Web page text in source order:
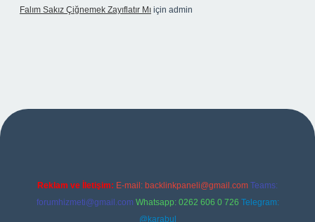
Falım Sakız Çiğnemek Zayıflatır Mı için admin
Reklam ve İletişim: E-mail: backlinkpaneli@gmail.com Teams:
forumhizmeti@gmail.com Whatsapp: 0262 606 0 726 Telegram:
@karabul